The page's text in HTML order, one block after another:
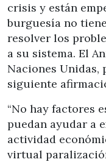
crisis y están
burguesía no
resolver los
a su sistema. El
Naciones Unidas,
siguiente
“No hay factores
puedan ayudar a
actividad
virtual